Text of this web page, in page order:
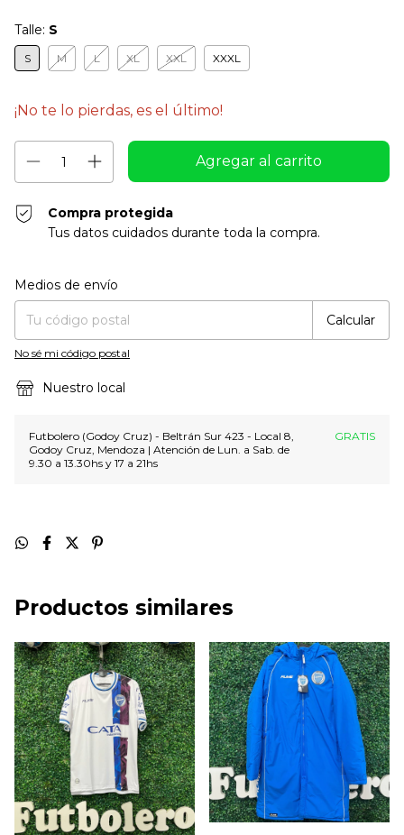
Talle: S
S M L XL XXL XXXL
¡No te lo pierdas, es el último!
Compra protegida
Tus datos cuidados durante toda la compra.
Entregas para el CP:
Medios de envío
Calcular
No sé mi código postal
Nuestro local
Futbolero (Godoy Cruz) - Beltrán Sur 423 - Local 8,
Godoy Cruz, Mendoza | Atención de Lun. a Sab. de
9.30 a 13.30hs y 17 a 21hs
GRATIS
Productos similares